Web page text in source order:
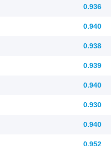
0.936
0.940
0.938
0.939
0.940
0.930
0.940
0.952